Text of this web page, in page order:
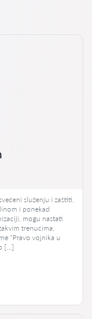
služenju i zaštiti.
i ponekad
mogu nastati
trenucima,
“Pravo vojnika u
[…]